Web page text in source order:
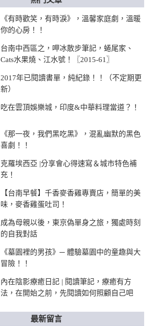
《有時歡笑，有時淚》，溫馨家庭劇，溫暖
你的心房！！
台南中西區之，呷冰散步筆記，蜷尾家、
Cats水果燒、江水號！〖2015-61〗
2017年已閱讀書單，純紀錄！！（不定期更
新）
吃在雲頂娛樂城，印度&中華料理當道？！
《那一夜，我們黑吃黑》，混亂幽默的黑色
喜劇！！
克羅埃西亞 |分享會心得速寫＆城市特色補
充！
【台南早餐】千香麥香雞專賣店，簡單的美
味，麥香雞蛋吐司！
成為母親以後，東京偽單身之旅，獨處時刻
的自我對話
《墓園裡的男孩》─ 體驗墓園中的童趣與大
冒險！！
內在陰影療癒日記 | 閱讀筆記，療癒有方
法，在開始之前，先閱讀如何照顧自己吧
最新留言